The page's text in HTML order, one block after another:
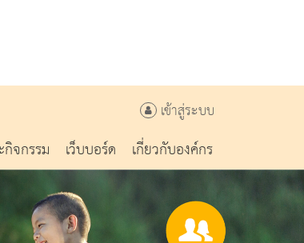
เข้าสู่ระบบ
จกรรม เว็บบอร์ด เกี่ยวกับองค์กร